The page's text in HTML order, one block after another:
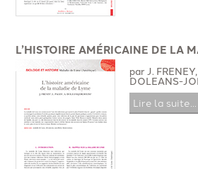
L’HISTOIRE AMÉRICAINE DE LA
par J.
DOLEANS-
Lire la suite...